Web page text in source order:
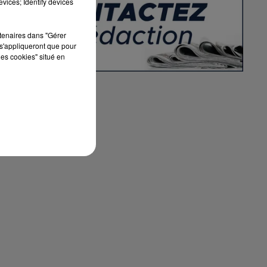
dans "Gérer
que pour
cookies" situé en